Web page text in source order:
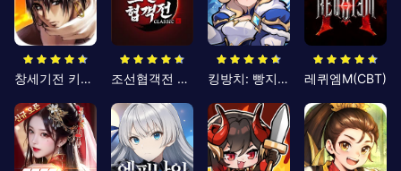
창세기전 키우기 조선협객전 클래식 킹방치: 빵지의 제왕 레퀴엠M(CBT)